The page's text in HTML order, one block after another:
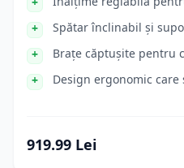
Spătar înclinabil și
Brațe căptușite pentru
Design ergonomic
919.99 Lei